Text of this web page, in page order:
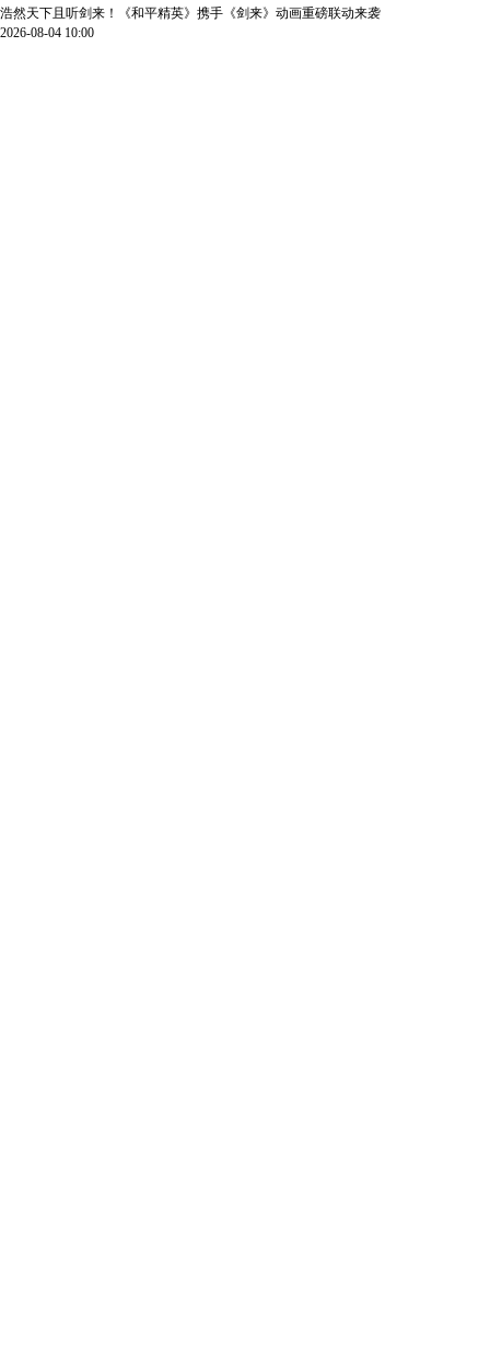
浩然天下且听剑来！《和平精英》携手《剑来》动画重磅联动来袭
2026-08-04 10:00